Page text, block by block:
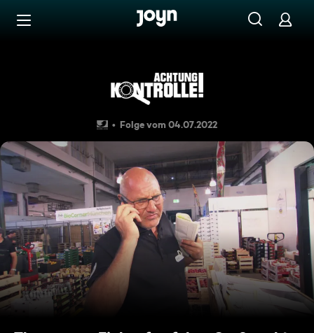
Zum Inhalt springen
Thema u. a.: Einkauf auf
Folge vom 04.07.2022